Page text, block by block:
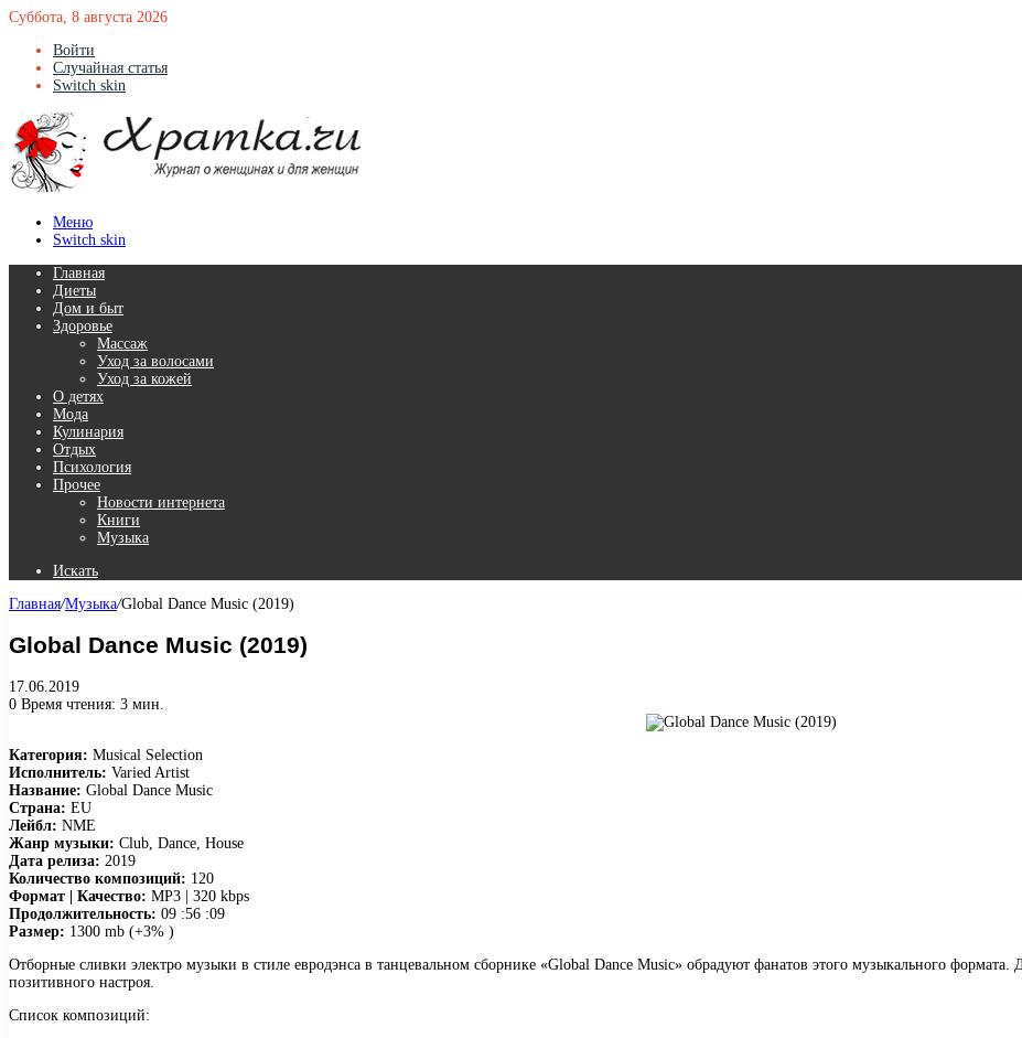
Суббота, 8 августа 2026
Войти
Случайная статья
Switch skin
Меню
Switch skin
Главная
Диеты
Дом и быт
Здоровье
Массаж
Уход за волосами
Уход за кожей
О детях
Мода
Кулинария
Отдых
Психология
Прочее
Новости интернета
Книги
Музыка
Искать
Главная/Музыка/Global Dance Music (2019)
Global Dance Music (2019)
17.06.2019
0 Время чтения: 3 мин.
Категория: Musical Selection
Исполнитель: Varied Artist
Название: Global Dance Music
Страна: EU
Лейбл: NME
Жанр музыки: Club, Dance, House
Дата релиза: 2019
Количество композиций: 120
Формат | Качество: MP3 | 320 kbps
Продолжительность: 09 :56 :09
Размер: 1300 mb (+3% )
Отборные сливки электро музыки в стиле евродэнса в танцевальном сборнике «Global Dance Music» обрадуют фанатов этого музыкального формата.
позитивного настроя.
Список композиций: